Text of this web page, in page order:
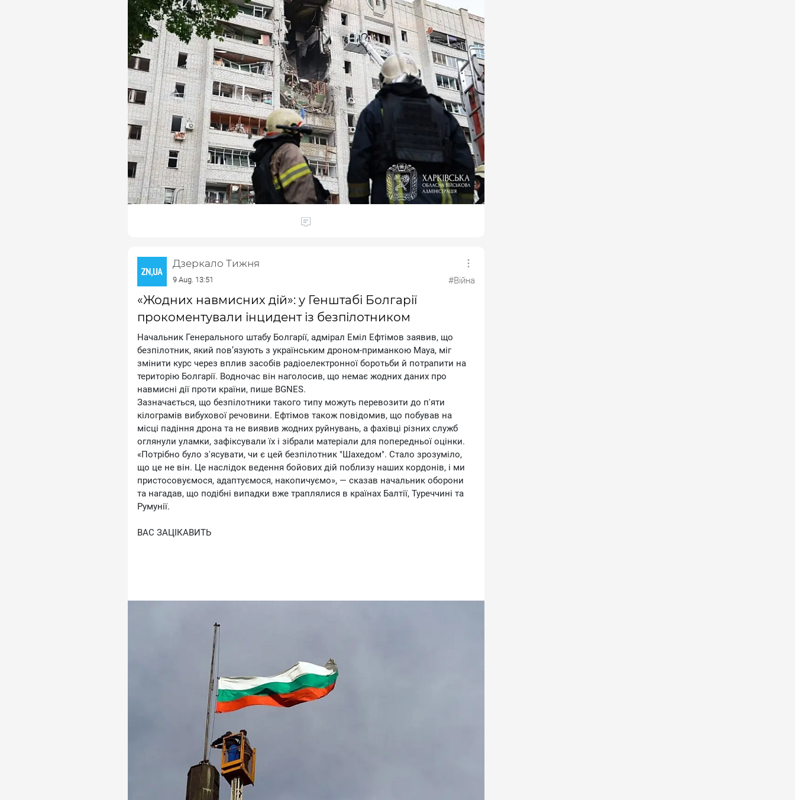
ВАС ЗАЦІКАВИТЬ
РФ у Харкові знищила 8 млн книг. Пожежу на складах видавництва «Ранок»
досі не загасили
В Одесі через удари окупантів вісім людей дістали поранення. Пошкоджено
багатоповерхові будинки та автомобілі. Частина Хаджибейського,
Пересипського та Приморського районів залишилася без світла.
Дзеркало Тижня
9 Aug. 13:51 #Війна
«Жодних навмисних дій»: у Генштабі Болгарії
прокоментували інцидент із безпілотником
Начальник Генерального штабу Болгарії, адмірал Еміл Ефтімов заявив, що
безпілотник, який пов’язують з українським дроном-приманкою Маyа, міг
змінити курс через вплив засобів радіоелектронної боротьби й потрапити на
територію Болгарії. Водночас він наголосив, що немає жодних даних про
навмисні дії проти країни, пише ВGNЕS.
Зазначається, що безпілотники такого типу можуть перевозити до п'яти
кілограмів вибухової речовини. Ефтімов також повідомив, що побував на
місці падіння дрона та не виявив жодних руйнувань, а фахівці різних служб
оглянули уламки, зафіксували їх і зібрали матеріали для попередньої оцінки.
«Потрібно було з'ясувати, чи є цей безпілотник "Шахедом". Стало зрозуміло,
що це не він. Це наслідок ведення бойових дій поблизу наших кордонів, і ми
пристосовуємося, адаптуємося, накопичуємо», — сказав начальник оборони
та нагадав, що подібні випадки вже траплялися в країнах Балтії, Туреччині та
Румунії.
ВАС ЗАЦІКАВИТЬ
У виданні наголошують, що ще наприкінці липня Болгарія посилила
протиповітряну оборону через часті випадки перехоплення дронів типу
«Шахед» поблизу румунсько-українського кордону. Зокрема, до країни
перекинули додаткові сили та засоби ППО, посилили спостереження і
передислокували авіацію.
Водночас адмірал Ефтімов зазначив, що протидія безпілотникам потребує
комплексного підходу, а їхнє розпізнавання залишається одним із
найскладніших завдань через велику кількість різних типів таких апаратів.
Також Болгарія співпрацює з кількома компаніями для розвитку засобів
протидії безпілотникам. Створення антидронових систем також передбачене в
межах механізму SАFЕ.